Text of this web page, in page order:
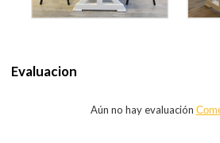
Evaluacion
Aún no hay evaluación